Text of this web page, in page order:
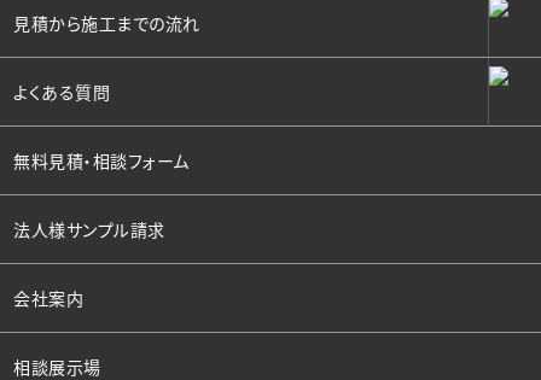
見積から施工までの流れ
よくある質問
無料見積・相談フォーム
法人様サンプル請求
会社案内
相談展示場